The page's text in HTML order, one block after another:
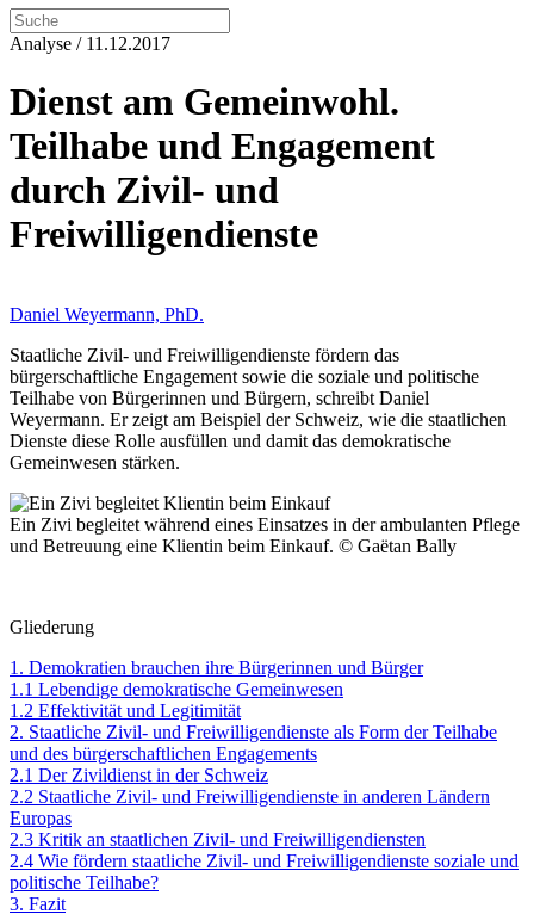
Analyse / 11.12.2017
Dienst am Gemeinwohl.
Teilhabe und Engagement
durch Zivil- und
Freiwilligendienste
Daniel Weyermann, PhD.
Staatliche Zivil- und Freiwilligendienste fördern das
bürgerschaftliche Engagement sowie die soziale und politische
Teilhabe von Bürgerinnen und Bürgern, schreibt Daniel
Weyermann. Er zeigt am Beispiel der Schweiz, wie die staatlichen
Dienste diese Rolle ausfüllen und damit das demokratische
Gemeinwesen stärken.
Ein Zivi begleitet während eines Einsatzes in der ambulanten Pflege
und Betreuung eine Klientin beim Einkauf. © Gaëtan Bally
Gliederung
1. Demokratien brauchen ihre Bürgerinnen und Bürger
1.1 Lebendige demokratische Gemeinwesen
1.2 Effektivität und Legitimität
2. Staatliche Zivil- und Freiwilligendienste als Form der Teilhabe
und des bürgerschaftlichen Engagements
2.1 Der Zivildienst in der Schweiz
2.2 Staatliche Zivil- und Freiwilligendienste in anderen Ländern
Europas
2.3 Kritik an staatlichen Zivil- und Freiwilligendiensten
2.4 Wie fördern staatliche Zivil- und Freiwilligendienste soziale und
politische Teilhabe?
3. Fazit